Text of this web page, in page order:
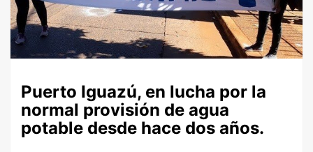
Puerto Iguazú, en lucha por la
normal provisión de agua
potable desde hace dos años.